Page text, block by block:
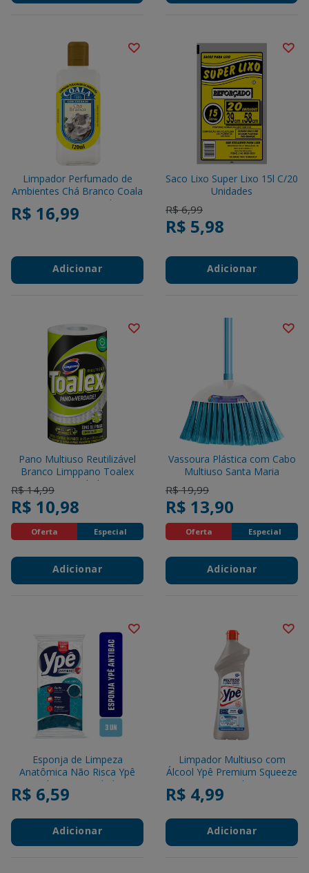
Limpador Perfumado de
Ambientes Chá Branco Coala
Squeeze 120ml
R$ 16,99
Adicionar
Saco Lixo Super Lixo 15l C/20
Unidades
Price reduced from
R$ 6,99to
R$ 5,98
Adicionar
Pano Multiuso Reutilizável
Branco Limppano Toalex
C/44 Unidades
Price reduced from
R$ 14,99to
R$ 10,98
Oferta Especial
Adicionar
Vassoura Plástica com Cabo
Multiuso Santa Maria
Price reduced from
R$ 19,99to
R$ 13,90
Oferta Especial
Adicionar
Esponja de Limpeza
Anatômica Não Risca Ypê
Antibac C/3 Unidades
R$ 6,59
Adicionar
Limpador Multiuso com
Álcool Ypê Premium Squeeze
500ml
R$ 4,99
Adicionar